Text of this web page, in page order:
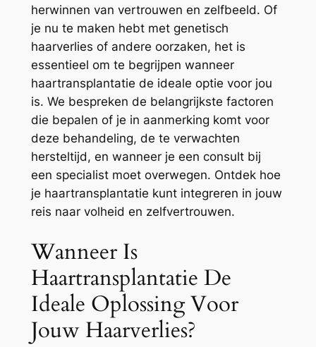
herwinnen van vertrouwen en zelfbeeld. Of
je nu te maken hebt met genetisch
haarverlies of andere oorzaken, het is
essentieel om te begrijpen wanneer
haartransplantatie de ideale optie voor jou
is. We bespreken de belangrijkste factoren
die bepalen of je in aanmerking komt voor
deze behandeling, de te verwachten
hersteltijd, en wanneer je een consult bij
een specialist moet overwegen. Ontdek hoe
je haartransplantatie kunt integreren in jouw
reis naar volheid en zelfvertrouwen.
Wanneer Is
Haartransplantatie De
Ideale Oplossing Voor
Jouw Haarverlies?